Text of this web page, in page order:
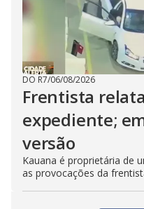
DO R7/06/08/2026
Frentista
expediente;
versão
Kauana é proprietária de
as provocações da